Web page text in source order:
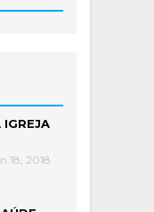
IGREJA
18, 2018